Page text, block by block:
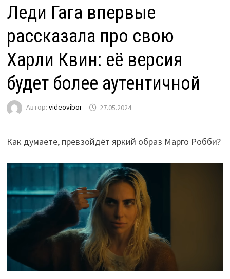
Леди Гага впервые
рассказала про свою
Харли Квин: её версия
будет более аутентичной
Автор: videovibor 27.05.2024
Как думаете, превзойдёт яркий образ Марго Робби?